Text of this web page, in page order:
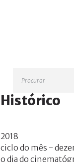
Histórico
2018
ciclo do mês -
o dia do
se